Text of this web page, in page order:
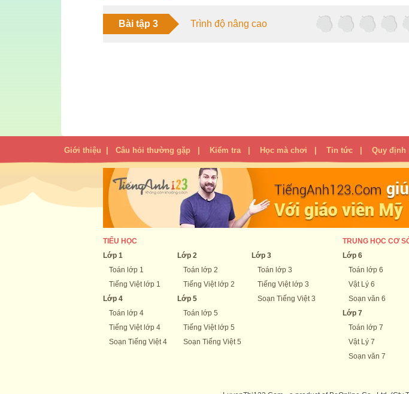
Bài tập 3 Trình độ nâng cao
Giới thiệu Câu hỏi thường gặp Kiểm tra Học mà chơi Tin tức Quy định
TIỂU HỌC
Lớp 1
Toán lớp 1
Tiếng Việt lớp 1
Lớp 4
Toán lớp 4
Tiếng Việt lớp 4
Soạn Tiếng Việt 4
Lớp 2
Toán lớp 2
Tiếng Việt lớp 2
Lớp 5
Toán lớp 5
Tiếng Việt lớp 5
Soạn Tiếng Việt 5
Lớp 3
Toán lớp 3
Tiếng Việt lớp 3
Soạn Tiếng Việt 3
TRUNG HỌC CƠ
Lớp 6
Toán lớp 6
Vật Lý 6
Soạn văn 6
Lớp 7
Toán lớp 7
Vật Lý 7
Soạn văn 7